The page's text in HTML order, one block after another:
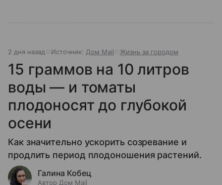
2 дня назад Источник: Дом Mail Жизнь за городом
15 граммов на 10 литров
воды — и томаты
плодоносят до глубокой
осени
Как значительно ускорить созревание и
продлить период плодоношения растений.
Галина Кобец
Автор Дом Mail